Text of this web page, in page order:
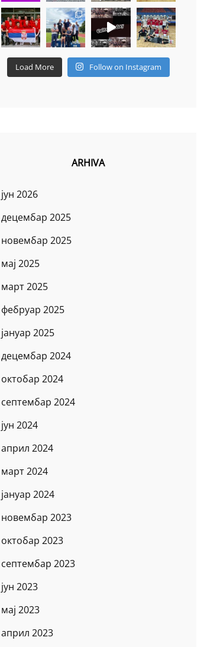
Load More Follow on Instagram
ARHIVA
јун 2026
децембар 2025
новембар 2025
мај 2025
март 2025
фебруар 2025
јануар 2025
децембар 2024
октобар 2024
септембар 2024
јун 2024
април 2024
март 2024
јануар 2024
новембар 2023
октобар 2023
септембар 2023
јун 2023
мај 2023
април 2023